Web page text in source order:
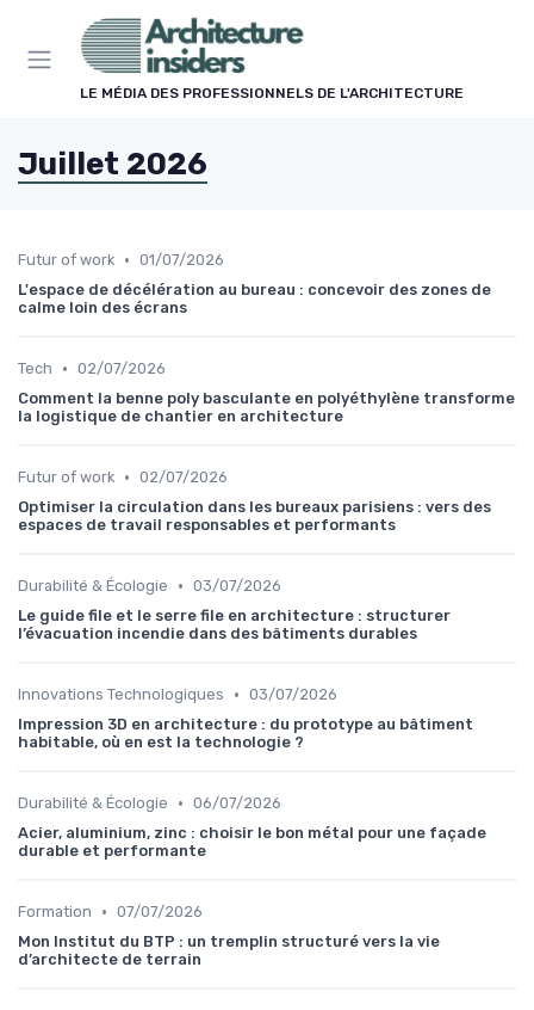
LE MÉDIA DES PROFESSIONNELS DE L'ARCHITECTURE
Juillet 2026
Futur of work • 01/07/2026
L'espace de décélération au bureau : concevoir des zones de
calme loin des écrans
Tech • 02/07/2026
Comment la benne poly basculante en polyéthylène transforme
la logistique de chantier en architecture
Futur of work • 02/07/2026
Optimiser la circulation dans les bureaux parisiens : vers des
espaces de travail responsables et performants
Durabilité & Écologie • 03/07/2026
Le guide file et le serre file en architecture : structurer
l’évacuation incendie dans des bâtiments durables
Innovations Technologiques • 03/07/2026
Impression 3D en architecture : du prototype au bâtiment
habitable, où en est la technologie ?
Durabilité & Écologie • 06/07/2026
Acier, aluminium, zinc : choisir le bon métal pour une façade
durable et performante
Formation • 07/07/2026
Mon Institut du BTP : un tremplin structuré vers la vie
d’architecte de terrain
Panneau de gestion des cookies